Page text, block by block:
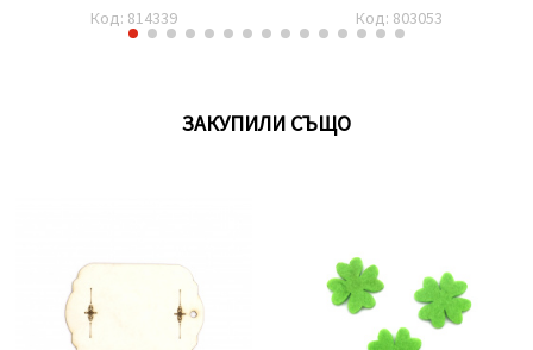
Код: 814339 Код: 803053
ЗАКУПИЛИ СЪЩО